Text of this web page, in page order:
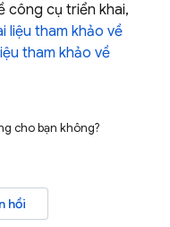
công cụ triển khai,
liệu tham khảo về
tham khảo về
cho bạn không?
hồi